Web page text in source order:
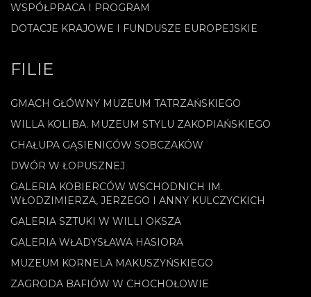
WSPÓŁPRACA I PROGRAM
DOTACJE KRAJOWE I FUNDUSZE EUROPEJSKIE
FILIE
GMACH GŁÓWNY MUZEUM TATRZAŃSKIEGO
WILLA KOLIBA. MUZEUM STYLU ZAKOPIAŃSKIEGO
CHAŁUPA GĄSIENICÓW SOBCZAKÓW
DWÓR W ŁOPUSZNEJ
GALERIA KOBIERCÓW WSCHODNICH IM.
WŁODZIMIERZA, JERZEGO I ANNY KULCZYCKICH
GALERIA SZTUKI W WILLI OKSZA
GALERIA WŁADYSŁAWA HASIORA
MUZEUM KORNELA MAKUSZYŃSKIEGO
ZAGRODA BAFIÓW W CHOCHOŁOWIE